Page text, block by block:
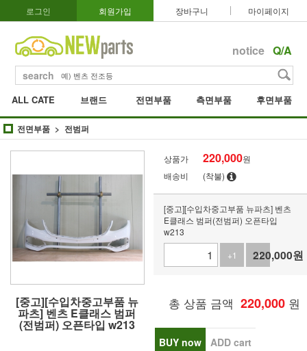
로그인 회원가입 장바구니 마이페이지
notice Q/A
search
ALL CATE 브랜드 전면부품 측면부품 후면부품
전면부품 전범퍼
[중고][수입차중고부품 뉴
파츠] 벤츠 E클래스 범퍼
(전범퍼) 오픈타입 w213
상품가 220,000원
배송비
(착불)
[중고][수입차중고부품 뉴파츠] 벤츠
E클래스 범퍼(전범퍼) 오픈타입
w213
+1
-1
220,000원
총 상품 금액 220,000 원
BUY now ADD cart